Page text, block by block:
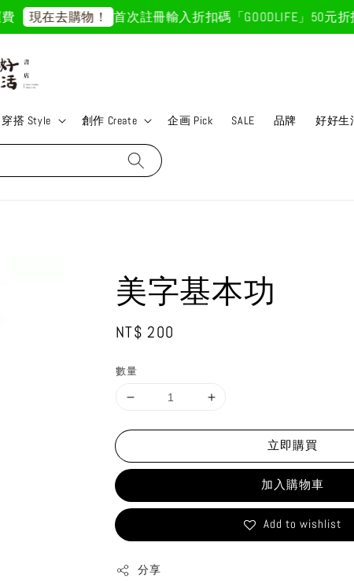
現在去購物！ 首次註冊輸入折扣碼「GOODLIFE」50元折抵
穿搭 Style 創作 Create 企画 Pick SALE 品牌 好好生
美字基本功
Regular
NT$ 200
數量
立即購買
加入購物車
Add to wishlist
分享